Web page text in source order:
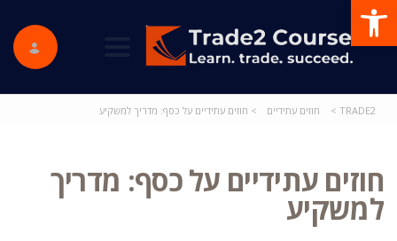
navigation
TRADE2
> חוזים עתידיים > חוזים עתידיים על כסף: מדריך למשקיע
חוזים עתידיים על כסף: מדריך
למשקיע